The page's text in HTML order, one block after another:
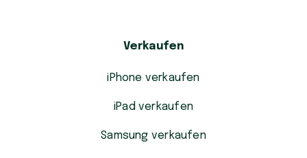
Verkaufen
iPhone verkaufen
iPad verkaufen
Samsung verkaufen